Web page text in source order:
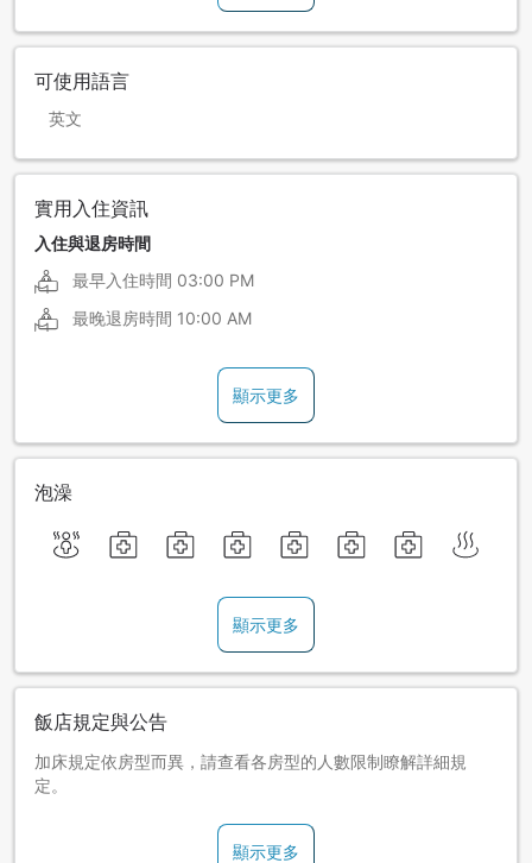
可使用語言
英文
實用入住資訊
入住與退房時間
最早入住時間 03:00 PM
最晚退房時間 10:00 AM
顯示更多
泡澡
顯示更多
飯店規定與公告
加床規定依房型而異，請查看各房型的人數限制瞭解詳細規
定。
顯示更多